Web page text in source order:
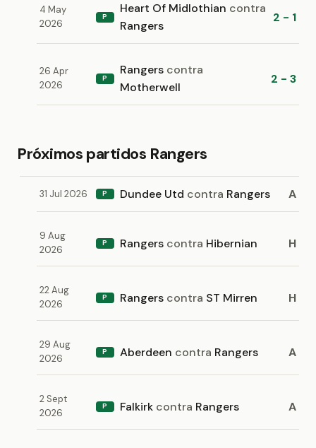
4 May
2026
P
Heart Of Midlothian contra
Rangers
2 - 1
26 Apr
2026
P
Rangers contra
Motherwell
2 - 3
Próximos partidos Rangers
31 Jul 2026 P Dundee Utd contra Rangers A
9 Aug
2026
P Rangers contra Hibernian H
22 Aug
2026
P Rangers contra ST Mirren H
29 Aug
2026
P Aberdeen contra Rangers A
2 Sept
2026
P Falkirk contra Rangers A